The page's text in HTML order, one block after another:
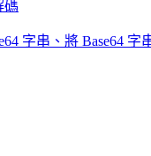
碼
字串、將 Base64 字